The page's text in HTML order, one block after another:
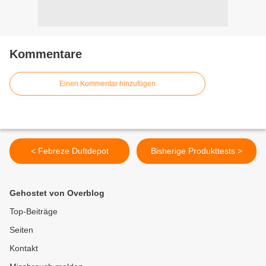
Kommentare
Einen Kommentar hinzufügen
< Febreze Duftdepot Bisherige Produkttests >
Gehostet von Overblog
Top-Beiträge
Seiten
Kontakt